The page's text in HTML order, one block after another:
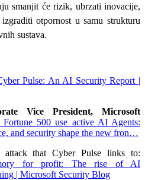
smanjit će rizik, ubrzati inovacije,
otpornost u samu strukturu
sustava.
Pulse: An AI Security Report |
Vice President, Microsoft
500 use active AI Agents:
and security shape the new fron…
that Cyber Pulse links to:
for profit: The rise of AI
| Microsoft Security Blog